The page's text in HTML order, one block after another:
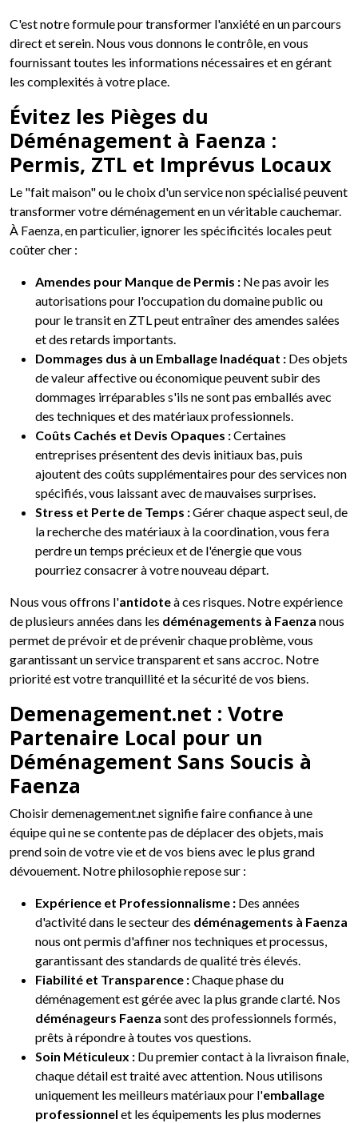
C'est notre formule pour transformer l'anxiété en un parcours
direct et serein. Nous vous donnons le contrôle, en vous
fournissant toutes les informations nécessaires et en gérant
les complexités à votre place.
Évitez les Pièges du
Déménagement à Faenza :
Permis, ZTL et Imprévus Locaux
Le "fait maison" ou le choix d'un service non spécialisé peuvent
transformer votre déménagement en un véritable cauchemar.
À Faenza, en particulier, ignorer les spécificités locales peut
coûter cher :
Amendes pour Manque de Permis : Ne pas avoir les
autorisations pour l'occupation du domaine public ou
pour le transit en ZTL peut entraîner des amendes salées
et des retards importants.
Dommages dus à un Emballage Inadéquat : Des objets
de valeur affective ou économique peuvent subir des
dommages irréparables s'ils ne sont pas emballés avec
des techniques et des matériaux professionnels.
Coûts Cachés et Devis Opaques :Certaines
entreprises présentent des devis initiaux bas, puis
ajoutent des coûts supplémentaires pour des services non
spécifiés, vous laissant avec de mauvaises surprises.
Stress et Perte de Temps :Gérer chaque aspect seul, de
la recherche des matériaux à la coordination, vous fera
perdre un temps précieux et de l'énergie que vous
pourriez consacrer à votre nouveau départ.
Nous vous offrons l'antidoteà ces risques. Notre expérience
de plusieurs années dans les déménagements à Faenza nous
permet de prévoir et de prévenir chaque problème, vous
garantissant un service transparent et sans accroc. Notre
priorité est votre tranquillité et la sécurité de vos biens.
Demenagement.net : Votre
Partenaire Local pour un
Déménagement Sans Soucis à
Faenza
Choisir demenagement.net signifie faire confiance à une
équipe qui ne se contente pas de déplacer des objets, mais
prend soin de votre vie et de vos biens avec le plus grand
dévouement. Notre philosophie repose sur :
Expérience et Professionnalisme : Des années
d'activité dans le secteur des déménagements à Faenza
nous ont permis d'affiner nos techniques et processus,
garantissant des standards de qualité très élevés.
Fiabilité et Transparence :Chaque phase du
déménagement est gérée avec la plus grande clarté. Nos
déménageurs Faenza sont des professionnels formés,
prêts à répondre à toutes vos questions.
Soin Méticuleux : Du premier contact à la livraison finale,
chaque détail est traité avec attention. Nous utilisons
uniquement les meilleurs matériaux pour l'emballage
professionnel et les équipements les plus modernes